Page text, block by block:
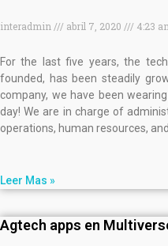
interadmin abril 7, 2020 4:23
For the last five years, the
founded, has been steadily
company, we have been
day! We are in charge of
operations, human resources,
Leer Mas »
Agtech apps en